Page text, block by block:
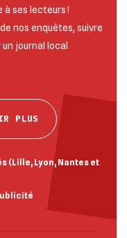
à ses lecteurs !
nos enquêtes, suivre
journal local
PLUS
(Lille, Lyon, Nantes et